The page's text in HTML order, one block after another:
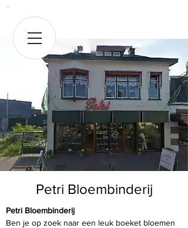
Petri Bloembinderij
Petri Bloembinderij
Ben je op zoek naar een leuk boeket bloemen